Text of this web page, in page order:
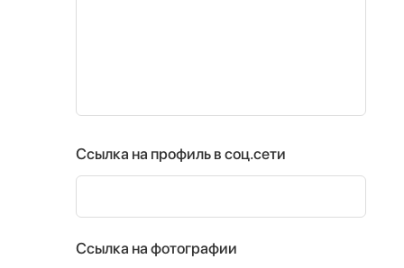
Ссылка на профиль в соц.сети
Ссылка на фотографии